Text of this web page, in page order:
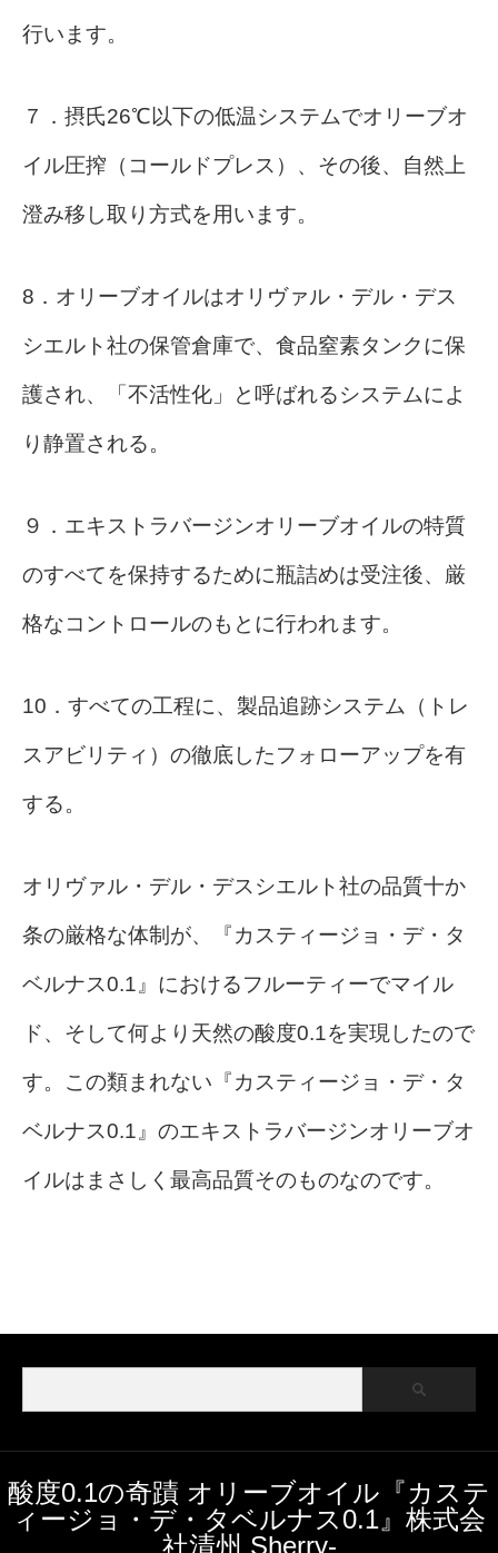
行います。
７．摂氏26℃以下の低温システムでオリーブオ
イル圧搾（コールドプレス）、その後、自然上
澄み移し取り方式を用います。
8．オリーブオイルはオリヴァル・デル・デス
シエルト社の保管倉庫で、食品窒素タンクに保
護され、「不活性化」と呼ばれるシステムによ
り静置される。
９．エキストラバージンオリーブオイルの特質
のすべてを保持するために瓶詰めは受注後、厳
格なコントロールのもとに行われます。
10．すべての工程に、製品追跡システム（トレ
スアビリティ）の徹底したフォローアップを有
する。
オリヴァル・デル・デスシエルト社の品質十か
条の厳格な体制が、『カスティージョ・デ・タ
ベルナス0.1』におけるフルーティーでマイル
ド、そして何より天然の酸度0.1を実現したので
す。この類まれない『カスティージョ・デ・タ
ベルナス0.1』のエキストラバージンオリーブオ
イルはまさしく最高品質そのものなのです。
酸度0.1の奇蹟 オリーブオイル『カステ
ィージョ・デ・タベルナス0.1』株式会
社清州 Sherry-